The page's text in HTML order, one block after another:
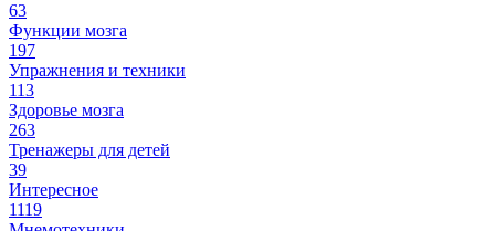
63
Функции мозга
197
Упражнения и техники
113
Здоровье мозга
263
Тренажеры для детей
39
Интересное
1119